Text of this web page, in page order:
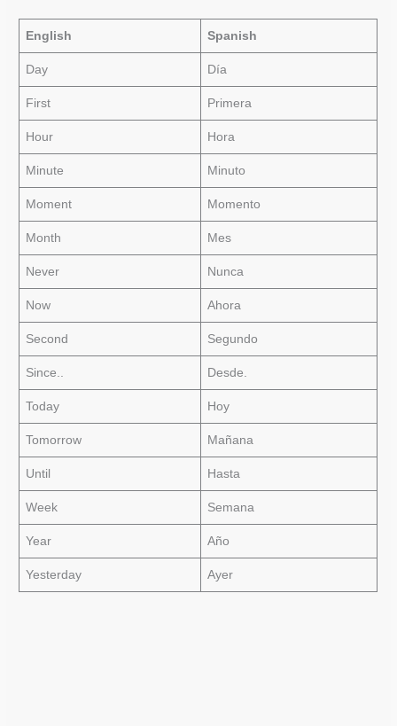
English Spanish
Day Día
First Primera
Hour Hora
Minute Minuto
Moment Momento
Month Mes
Never Nunca
Now Ahora
Second Segundo
Since.. Desde.
Today Hoy
Tomorrow Mañana
Until Hasta
Week Semana
Year Año
Yesterday Ayer